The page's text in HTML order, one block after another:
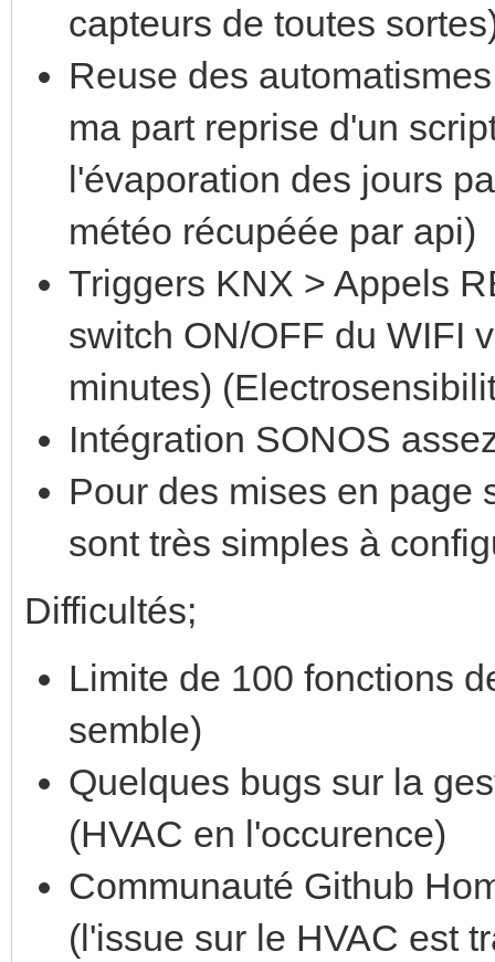
capteurs de toutes
Reuse des
ma part reprise d'un
l'évaporation des jours
météo récupéée par api)
Triggers KNX > Appels
switch ON/OFF du WIFI
minutes)
Intégration SONOS
Pour des mises en page
sont très simples à
Difficultés;
Limite de 100 fonctions
semble)
Quelques bugs sur la
(HVAC en l'occurence)
Communauté Github
(l'issue sur le HVAC est